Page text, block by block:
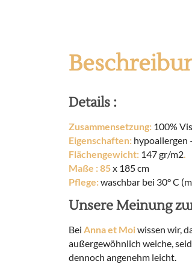
Details :
Zusammensetzung: 100%
Eigenschaften: hypoallergen
Flächengewicht: 147 gr/m2.
Maße : 85x 185 cm
Pflege:waschbar bei 30° C
Unsere Meinung
Bei Anna et Moiwissen wir,
außergewöhnlich weiche,
dennoch angenehm leicht.